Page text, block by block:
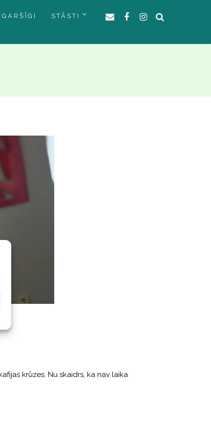
GARŠĪGI STĀSTI
krūzes. Nu skaidrs, ka nav laika